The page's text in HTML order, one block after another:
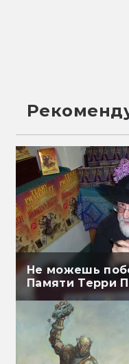
Не можешь
Памяти Терри